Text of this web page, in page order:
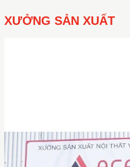
XƯỞNG SẢN XUẤT